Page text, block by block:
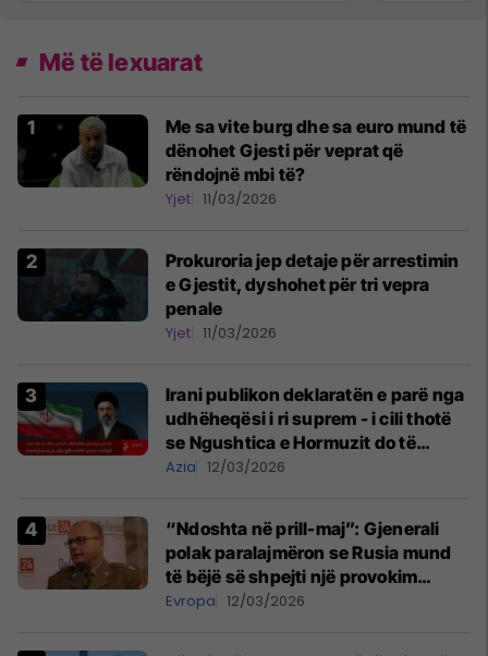
Më të lexuarat
Me sa vite burg dhe sa euro mund të
dënohet Gjesti për veprat që
rëndojnë mbi të?
Yjet 11/03/2026
Prokuroria jep detaje për arrestimin
e Gjestit, dyshohet për tri vepra
penale
Yjet 11/03/2026
Irani publikon deklaratën e parë nga
udhëheqësi i ri suprem - i cili thotë
se Ngushtica e Hormuzit do të
mbetet e mbyllur
Azia 12/03/2026
“Ndoshta në prill-maj”: Gjenerali
polak paralajmëron se Rusia mund
të bëjë së shpejti një provokim
kundër një vendi të NATO-s
Evropa 12/03/2026